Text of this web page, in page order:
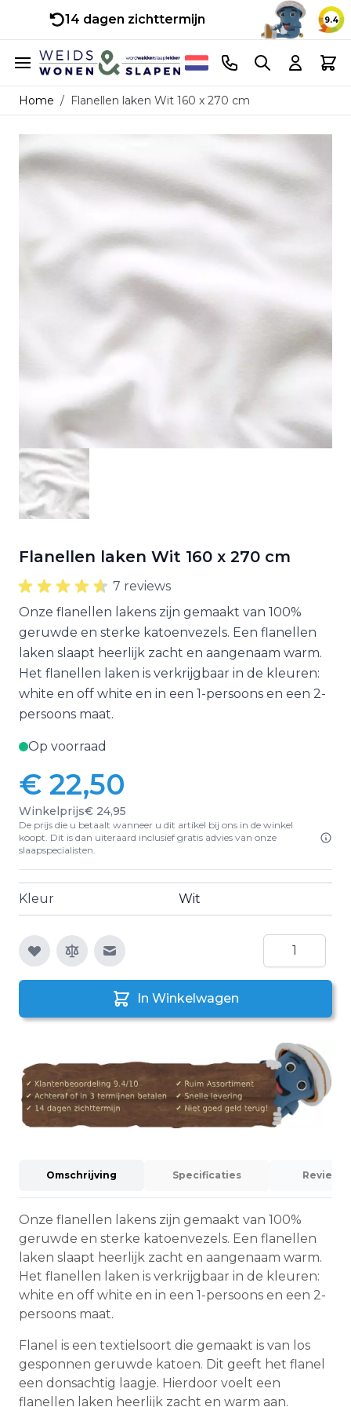
14 dagen zichttermijn 9.4
Ga naar de inhoud
Telefoonnummer
Search Cart
Home / Flanellen laken Wit 160 x 270 cm
Flanellen laken Wit 160 x 270 cm
7 reviews
Onze flanellen lakens zijn gemaakt van 100%
geruwde en sterke katoenvezels. Een flanellen
laken slaapt heerlijk zacht en aangenaam warm.
Het flanellen laken is verkrijgbaar in de kleuren:
white en off white en in een 1-persoons en een 2-
persoons maat.
Op voorraad
€ 22,50
Winkelprijs€ 24,95
De prijs die u betaalt wanneer u dit artikel bij ons in de winkel
koopt. Dit is dan uiteraard inclusief gratis advies van onze
slaapspecialisten.
Kleur Wit
E-mail naar een vriend
Aantal
In Winkelwagen
Omschrijving Specificaties Reviews
Onze flanellen lakens zijn gemaakt van 100%
geruwde en sterke katoenvezels. Een flanellen
laken slaapt heerlijk zacht en aangenaam warm.
Het flanellen laken is verkrijgbaar in de kleuren:
white en off white en in een 1-persoons en een 2-
persoons maat.
Flanel is een textielsoort die gemaakt is van los
gesponnen geruwde katoen. Dit geeft het flanel
een donsachtig laagje. Hierdoor voelt een
flanellen laken heerlijk zacht en warm aan.